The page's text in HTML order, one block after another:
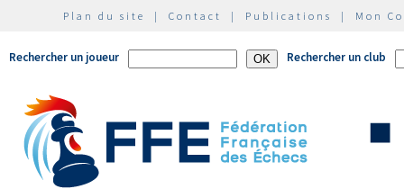
Plan du site | Contact | Publications | Mon
Rechercher un joueur Rechercher un club